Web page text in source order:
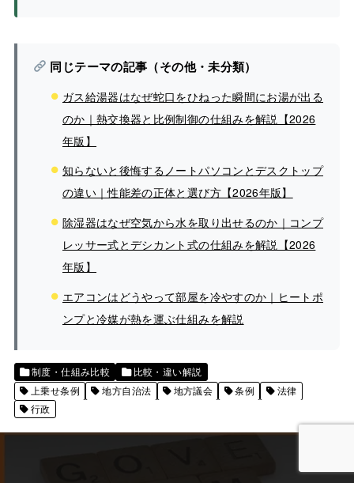
同じテーマの記事（その他・未分類）
ガス給湯器はなぜ蛇口をひねった瞬間にお湯が出る
のか｜熱交換器と比例制御の仕組みを解説【2026
年版】
知らないと後悔するノートパソコンとデスクトップ
の違い｜性能差の正体と選び方【2026年版】
除湿器はなぜ空気から水を取り出せるのか｜コンプ
レッサー式とデシカント式の仕組みを解説【2026
年版】
エアコンはどうやって部屋を冷やすのか｜ヒートポ
ンプと冷媒が熱を運ぶ仕組みを解説
制度・仕組み比較
比較・違い解説
上乗せ条例
地方自治法 地方議会 条例
法律
行政